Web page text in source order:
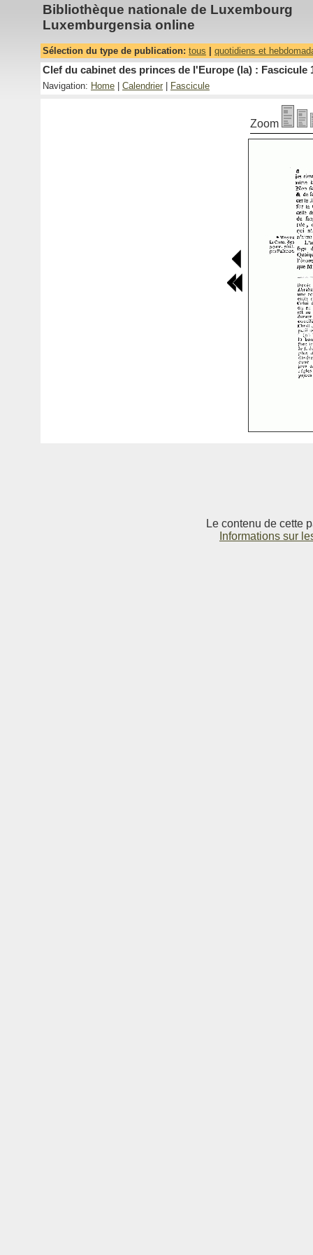
Bibliothèque nationale de Luxembourg
Luxemburgensia online
Sélection du type de publication: tous quotidiens et
Clef du cabinet des princes de l'Europe (la) : Fascicule
Navigation: Home Calendrier Fascicule
Zoom
Le contenu de cette
Informations sur